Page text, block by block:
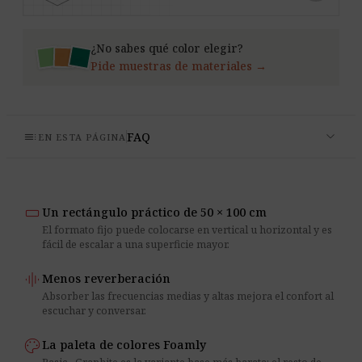
¿No sabes qué color elegir?
Pide muestras de materiales →
toc EN ESTA PÁGINA FAQ expand_more
crop_16_9 Un rectángulo práctico de 50 × 100 cm
El formato fijo puede colocarse en vertical u horizontal y es
fácil de escalar a una superficie mayor.
graphic_eq Menos reverberación
Absorber las frecuencias medias y altas mejora el confort al
escuchar y conversar.
paletteLa paleta de colores Foamly